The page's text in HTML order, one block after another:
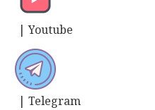
| Youtube
| Telegram